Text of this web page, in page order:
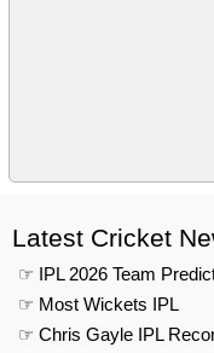
Latest Cricket
☞ IPL 2026 Team
☞ Most Wickets IPL
☞ Chris Gayle IPL